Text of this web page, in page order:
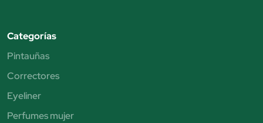
Categorías
Pintauñas
Correctores
Eyeliner
Perfumes mujer